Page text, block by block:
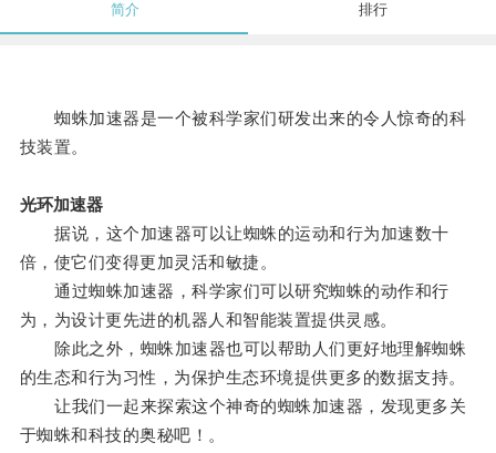
简介 排行
蜘蛛加速器是一个被科学家们研发出来的令人惊奇的科
技装置。
光环加速器
据说，这个加速器可以让蜘蛛的运动和行为加速数十
倍，使它们变得更加灵活和敏捷。
通过蜘蛛加速器，科学家们可以研究蜘蛛的动作和行
为，为设计更先进的机器人和智能装置提供灵感。
除此之外，蜘蛛加速器也可以帮助人们更好地理解蜘蛛
的生态和行为习性，为保护生态环境提供更多的数据支持。
让我们一起来探索这个神奇的蜘蛛加速器，发现更多关
于蜘蛛和科技的奥秘吧！。